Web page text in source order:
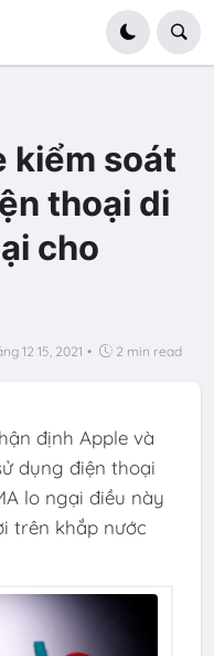
kiểm soát
thoại di
cho
12 15, 2021 • 2 min read
định Apple và
dụng điện thoại
lo ngại điều này
trên khắp nước